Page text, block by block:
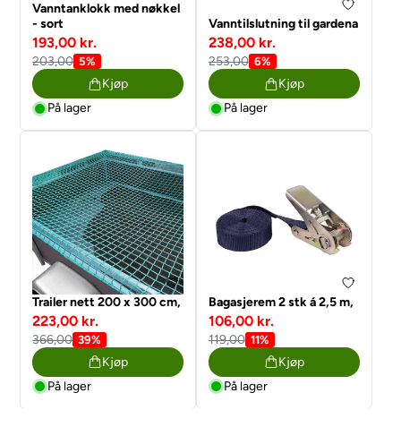
Vanntanklokk med nøkkel
- sort
193,00 kr.
203,00 5%
Kjøp
På lager
Vanntilslutning til gardena
238,00 kr.
253,00 6%
Kjøp
På lager
Trailer nett 200 x 300 cm,
223,00 kr.
366,00 39%
Kjøp
På lager
Bagasjerem 2 stk á 2,5 m,
106,00 kr.
119,00 11%
Kjøp
På lager